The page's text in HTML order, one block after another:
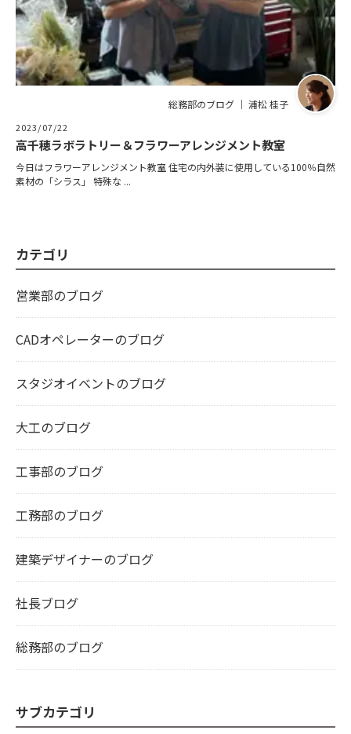
総務部のブログ ｜ 浦松 桂子
2023/07/22
高千穂ラボラトリー＆フラワーアレンジメント教室
今日はフラワーアレンジメント教室 住宅の内外装に使用している100％自然
素材の「シラス」 特殊な ...
カテゴリ
営業部のブログ
CADオペレーターのブログ
スタジオイベントのブログ
大工のブログ
工事部のブログ
工務部のブログ
建築デザイナーのブログ
社長ブログ
総務部のブログ
サブカテゴリ